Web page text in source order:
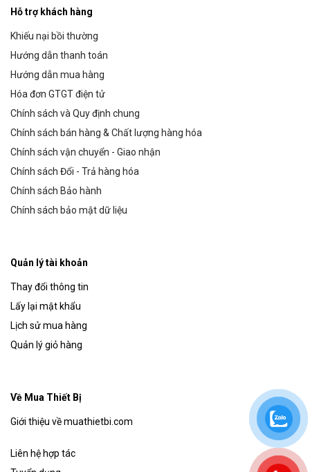
Hỗ trợ khách hàng
Khiếu nại bồi thường
Hướng dẫn thanh toán
Hướng dẫn mua hàng
Hóa đơn GTGT điện tử
Chính sách và Quy định chung
Chính sách bán hàng & Chất lượng hàng hóa
Chính sách vận chuyển - Giao nhận
Chính sách Đổi - Trả hàng hóa
Chính sách Bảo hành
Chính sách bảo mật dữ liệu
Quản lý tài khoản
Thay đổi thông tin
Lấy lại mật khẩu
Lịch sử mua hàng
Quản lý giỏ hàng
Về Mua Thiết Bị
Giới thiệu về muathietbi.com
Liên hệ hợp tác